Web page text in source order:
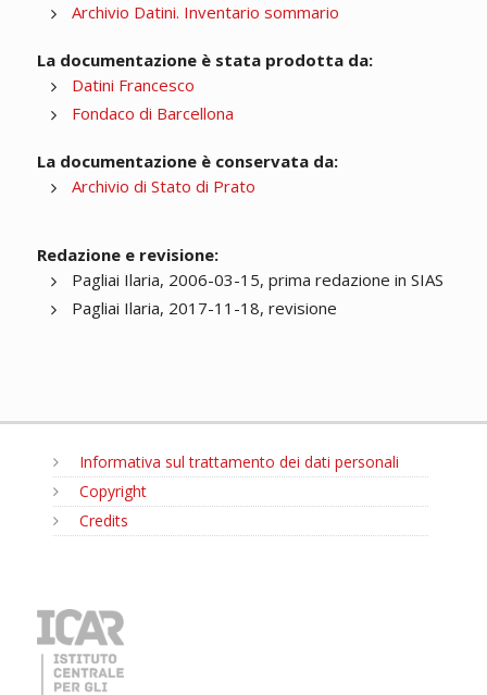
Archivio Datini. Inventario sommario
La documentazione è stata prodotta da:
Datini Francesco
Fondaco di Barcellona
La documentazione è conservata da:
Archivio di Stato di Prato
Redazione e revisione:
Pagliai Ilaria, 2006-03-15, prima redazione in SIAS
Pagliai Ilaria, 2017-11-18, revisione
Informativa sul trattamento dei dati personali
Copyright
Credits